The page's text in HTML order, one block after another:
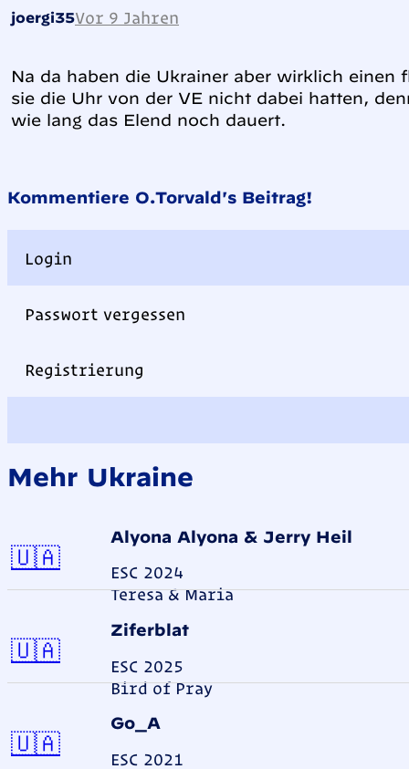
joergi35Vor 9 Jahren
Na da haben die Ukrainer aber wirklich einen
sie die Uhr von der VE nicht dabei hatten,
wie lang das Elend noch dauert.
Kommentiere O.Torvald's Beitrag!
Login
Passwort vergessen
Registrierung
Mehr Ukraine
Alyona Alyona & Jerry Heil
ESC 2024
Teresa & Maria
🇺🇦Ukraine
Ziferblat
ESC 2025
Bird of Pray
🇺🇦Ukraine
Go_A
ESC 2021
🇺🇦Ukraine